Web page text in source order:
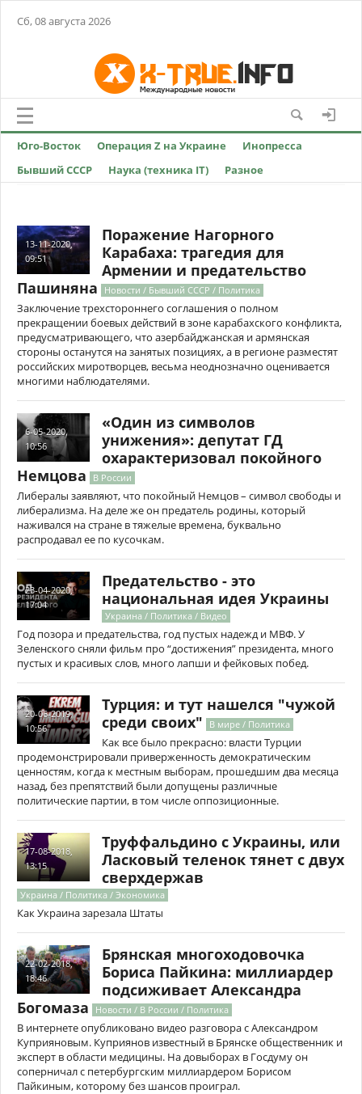
Сб, 08 августа 2026
Юго-Восток Операция Z на Украине
Инопресса
Бывший СССР
Наука (техника IT) Разное
13-11-2020,
09:51
Поражение Нагорного
Карабаха: трагедия для
Армении и предательство
Пашиняна
Новости / Бывший СССР / Политика
Заключение трехстороннего соглашения о полном
прекращении боевых действий в зоне карабахского конфликта,
предусматривающего, что азербайджанская и армянская
стороны останутся на занятых позициях, а в регионе разместят
российских миротворцев, весьма неоднозначно оценивается
многими наблюдателями.
6-05-2020,
10:56
«Один из символов
унижения»: депутат ГД
охарактеризовал покойного
Немцова
В России
Либералы заявляют, что покойный Немцов – символ свободы и
либерализма. На деле же он предатель родины, который
наживался на стране в тяжелые времена, буквально
распродавал ее по кусочкам.
23-04-2020,
17:04
Предательство - это
национальная идея Украины
Украина / Политика / Видео
Год позора и предательства, год пустых надежд и МВФ. У
Зеленского сняли фильм про “достижения” президента, много
пустых и красивых слов, много лапши и фейковых побед.
20-06-2019,
10:56
Турция: и тут нашелся "чужой
среди своих"
В мире / Политика
Как все было прекрасно: власти Турции
продемонстрировали приверженность демократическим
ценностям, когда к местным выборам, прошедшим два месяца
назад, без препятствий были допущены различные
политические партии, в том числе оппозиционные.
17-08-2018,
13:15
Труффальдино с Украины, или
Ласковый теленок тянет с двух
сверхдержав
Украина / Политика / Экономика
Как Украина зарезала Штаты
22-02-2018,
18:46
Брянская многоходовочка
Бориса Пайкина: миллиардер
подсиживает Александра
Богомаза
Новости / В России / Политика
В интернете опубликовано видео разговора с Александром
Куприяновым. Куприянов известный в Брянске общественник и
эксперт в области медицины. На довыборах в Госдуму он
соперничал с петербургским миллиардером Борисом
Пайкиным, которому без шансов проиграл.